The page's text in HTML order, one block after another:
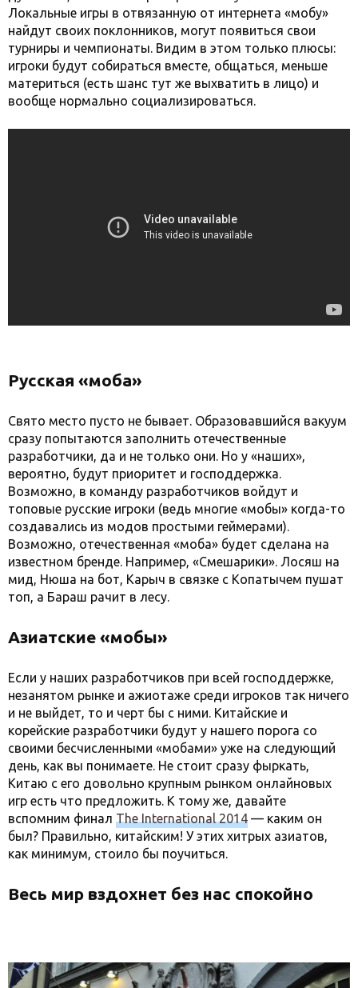
Локальные игры в отвязанную от интернета «мобу»
найдут своих поклонников, могут появиться свои
турниры и чемпионаты. Видим в этом только плюсы:
игроки будут собираться вместе, общаться, меньше
материться (есть шанс тут же выхватить в лицо) и
вообще нормально социализироваться.
Русская «моба»
Свято место пусто не бывает. Образовавшийся вакуум
сразу попытаются заполнить отечественные
разработчики, да и не только они. Но у «наших»,
вероятно, будут приоритет и господдержка.
Возможно, в команду разработчиков войдут и
топовые русские игроки (ведь многие «мобы» когда-то
создавались из модов простыми геймерами).
Возможно, отечественная «моба» будет сделана на
известном бренде. Например, «Смешарики». Лосяш на
мид, Нюша на бот, Карыч в связке с Копатычем пушат
топ, а Бараш рачит в лесу.
Азиатские «мобы»
Если у наших разработчиков при всей господдержке,
незанятом рынке и ажиотаже среди игроков так ничего
и не выйдет, то и черт бы с ними. Китайские и
корейские разработчики будут у нашего порога со
своими бесчисленными «мобами» уже на следующий
день, как вы понимаете. Не стоит сразу фыркать,
Китаю с его довольно крупным рынком онлайновых
игр есть что предложить. К тому же, давайте
вспомним финал The International 2014 — каким он
был? Правильно, китайским! У этих хитрых азиатов,
как минимум, стоило бы поучиться.
Весь мир вздохнет без нас спокойно